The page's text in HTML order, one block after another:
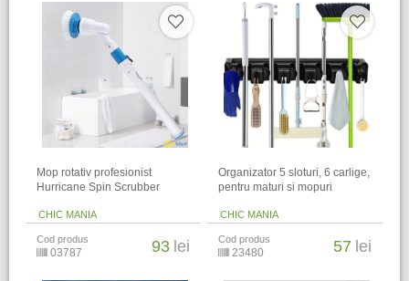
Mop rotativ profesionist
Hurricane Spin Scrubber
CHIC MANIA
Cod produs
03787 93 lei
Organizator 5 sloturi, 6 carlige,
pentru maturi si mopuri
CHIC MANIA
Cod produs
23480 57 lei